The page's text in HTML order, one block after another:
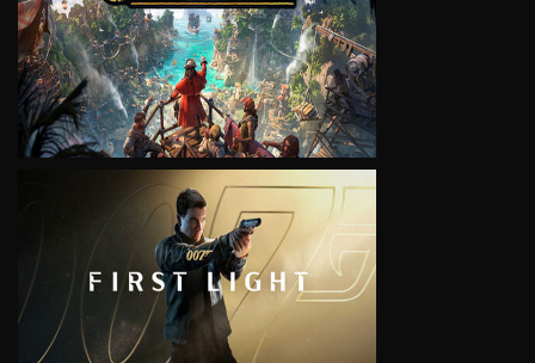
VIEW
VIEW